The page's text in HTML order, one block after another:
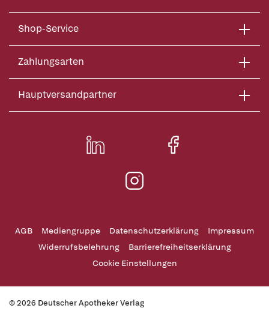
Shop-Service
Zahlungsarten
Hauptversandpartner
AGB Mediengruppe Datenschutzerklärung
Impressum
Widerrufsbelehrung
Barrierefreiheitserklärung
Cookie Einstellungen
© 2026 Deutscher Apotheker Verlag